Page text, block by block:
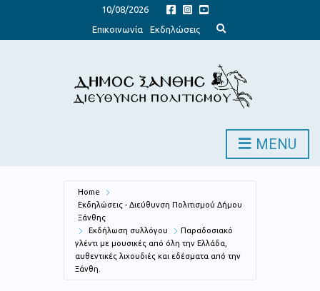
10/08/2026
Επικοινωνία
Εκδηλώσεις
x
d
s
e
c
o
MENU
Home
Εκδηλώσεις - Διεύθυνση Πολιτισμού Δήμου
Ξάνθης
Εκδήλωση συλλόγου
Παραδοσιακό
γλέντι με μουσικές από όλη την Ελλάδα,
αυθεντικές λιχουδιές και εδέσματα από την
Ξάνθη.